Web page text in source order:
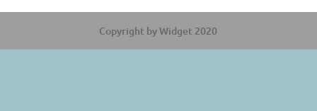
Copyright by Widget 2020